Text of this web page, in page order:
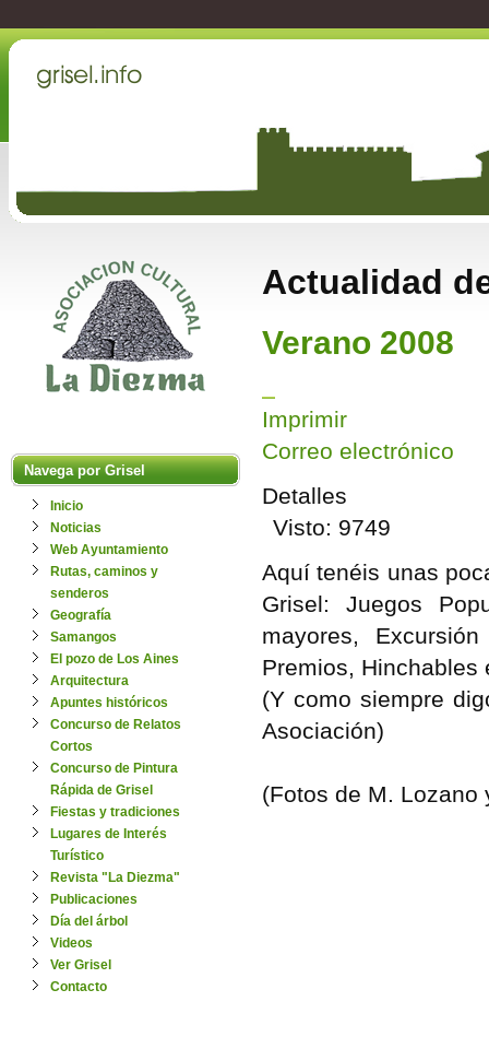
Navega por Grisel
Inicio
Noticias
Web Ayuntamiento
Rutas, caminos y
senderos
Geografía
Samangos
El pozo de Los Aines
Arquitectura
Apuntes históricos
Concurso de Relatos
Cortos
Concurso de Pintura
Rápida de Grisel
Fiestas y tradiciones
Lugares de Interés
Turístico
Revista "La Diezma"
Publicaciones
Día del árbol
Videos
Ver Grisel
Contacto
Actualidad
Verano 2008
Imprimir
Correo electrónico
Detalles
Visto: 9749
Aquí tenéis unas
Grisel: Juegos
mayores,
Premios, Hinchables
(Y como siempre
Asociación)
(Fotos de M. Lozano